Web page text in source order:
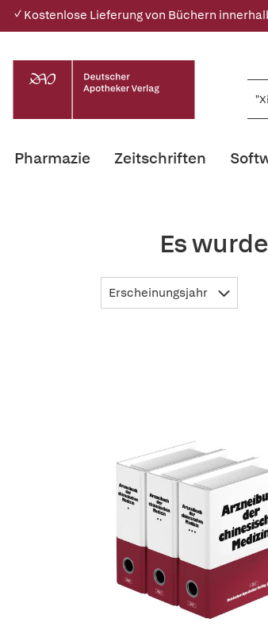
✓ Kostenlose Lieferung von Büchern
Pharmazie Zeitschriften
Es
Erscheinungsjahr